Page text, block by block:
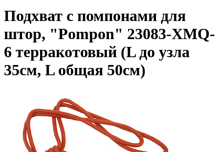
Подхват с помпонами для
штор, "Pompon" 23083-XMQ-
6 терракотовый (L до узла
35см, L общая 50см)